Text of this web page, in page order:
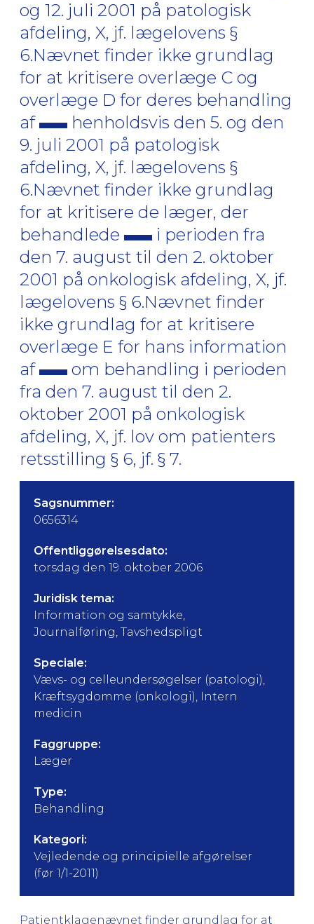
og 12. juli 2001 på patologisk
afdeling, X, jf. lægelovens §
6.Nævnet finder ikke grundlag
for at kritisere overlæge C og
overlæge D for deres behandling
af
henholdsvis den 5. og den
9. juli 2001 på patologisk
afdeling, X, jf. lægelovens §
6.Nævnet finder ikke grundlag
for at kritisere de læger, der
behandlede
i perioden fra
den 7. august til den 2. oktober
2001 på onkologisk afdeling, X, jf.
lægelovens § 6.Nævnet finder
ikke grundlag for at kritisere
overlæge E for hans information
af
om behandling i perioden
fra den 7. august til den 2.
oktober 2001 på onkologisk
afdeling, X, jf. lov om patienters
retsstilling § 6, jf. § 7.
Sagsnummer:
0656314
Offentliggørelsesdato:
torsdag den 19. oktober 2006
Juridisk tema:
Information og samtykke,
Journalføring, Tavshedspligt
Speciale:
Vævs- og celleundersøgelser (patologi),
Kræftsygdomme (onkologi), Intern
medicin
Faggruppe:
Læger
Type:
Behandling
Kategori:
Vejledende og principielle afgørelser
(før 1/1-2011)
Patientklagenævnet finder grundlag for at